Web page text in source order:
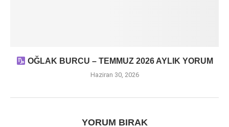
OĞLAK BURCU – TEMMUZ 2026 AYLIK YORUM
Haziran 30, 2026
YORUM BIRAK